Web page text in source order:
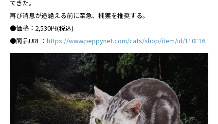
てきた。
再び消息が途絶える前に⾄急、捕獲を推奨する。
●価格：2,530円(税込)
●商品URL： https://www.peppynet.com/cats/shop/item/id/110E16